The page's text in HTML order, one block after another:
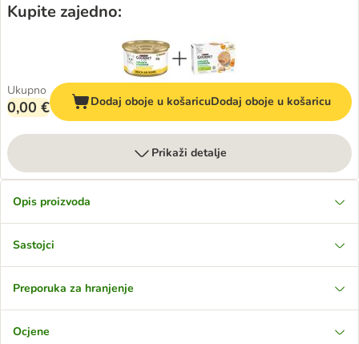
Kupite zajedno:
Ukupno
0,00 € Dodaj oboje u košaricuDodaj oboje u košaricu
Prikaži detalje
Opis proizvoda
Sastojci
Preporuka za hranjenje
Ocjene